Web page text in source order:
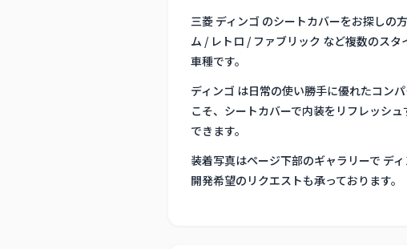
三菱 ディンゴ のシートカバーをお探しの
ム / レトロ / ファブリック など複数のス
車種です。
ディンゴ は日常の使い勝手に優れたコン
こそ、シートカバーで内装をリフレッシ
できます。
装着写真はページ下部のギャラリーで デ
開発希望のリクエストも承っております。